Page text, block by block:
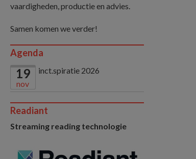
vaardigheden, productie en advies.
Samen komen we verder!
Agenda
19
nov
inct.spiratie 2026
Readiant
Streaming reading technologie